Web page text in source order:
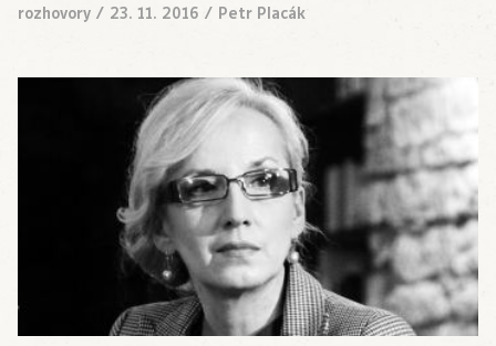
rozhovory / 23. 11. 2016 / Petr Placák